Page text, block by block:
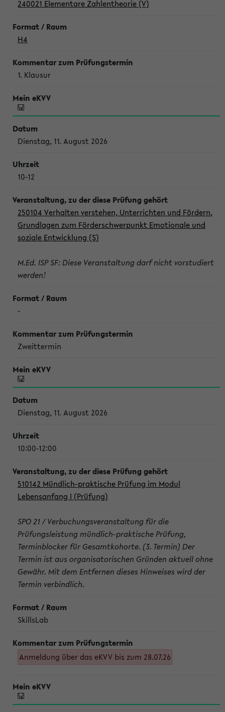
240021 Elementare Zahlentheorie (V)
H4
1. Klausur
Dienstag, 11. August 2026
10-12
250104 Verhalten verstehen, Unterrichten und Fördern.
Grundlagen zum Förderschwerpunkt Emotionale und
soziale Entwicklung (S)
M.Ed. ISP SF: Diese Veranstaltung darf nicht vorstudiert
werden!
-
Zweittermin
Dienstag, 11. August 2026
10:00-12:00
510142 Mündlich-praktische Prüfung im Modul
Lebensanfang I (Prüfung)
SPO 21 / Verbuchungsveranstaltung für die
Prüfungsleistung mündlich-praktische Prüfung,
Terminblocker für Gesamtkohorte. (3. Termin) Der
Termin ist aus organisatorischen Gründen aktuell ohne
Gewähr. Mit dem Entfernen dieses Hinweises wird der
Termin verbindlich.
SkillsLab
Anmeldung über das eKVV bis zum 28.07.26